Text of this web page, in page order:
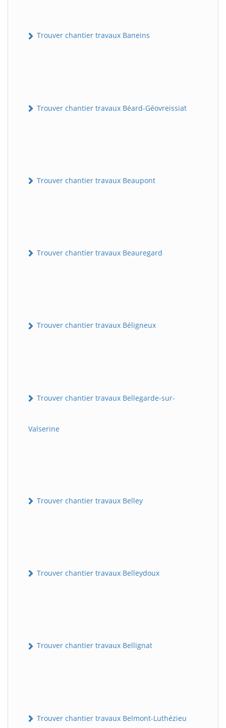
Trouver chantier travaux Baneins
Trouver chantier travaux Béard-Géovreissiat
Trouver chantier travaux Beaupont
Trouver chantier travaux Beauregard
Trouver chantier travaux Béligneux
Trouver chantier travaux Bellegarde-sur-
Valserine
Trouver chantier travaux Belley
Trouver chantier travaux Belleydoux
Trouver chantier travaux Bellignat
Trouver chantier travaux Belmont-Luthézieu